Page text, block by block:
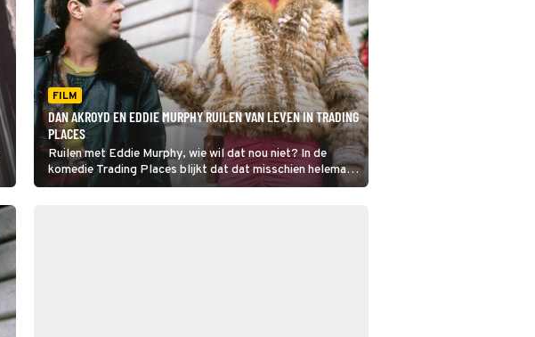
FILM
DAN AKROYD EN EDDIE MURPHY RUILEN VAN LEVEN IN TRADING
PLACES
Ruilen met Eddie Murphy, wie wil dat nou niet? In de
komedie Trading Places blijkt dat dat misschien helemaal
niet zo'n goed idee is.